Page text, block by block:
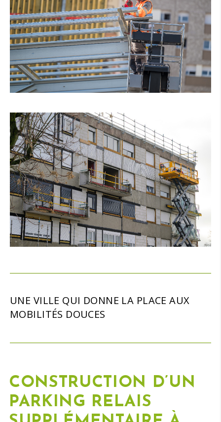
UNE VILLE QUI DONNE LA PLACE AUX
MOBILITÉS DOUCES
CONSTRUCTION D’UN
PARKING RELAIS